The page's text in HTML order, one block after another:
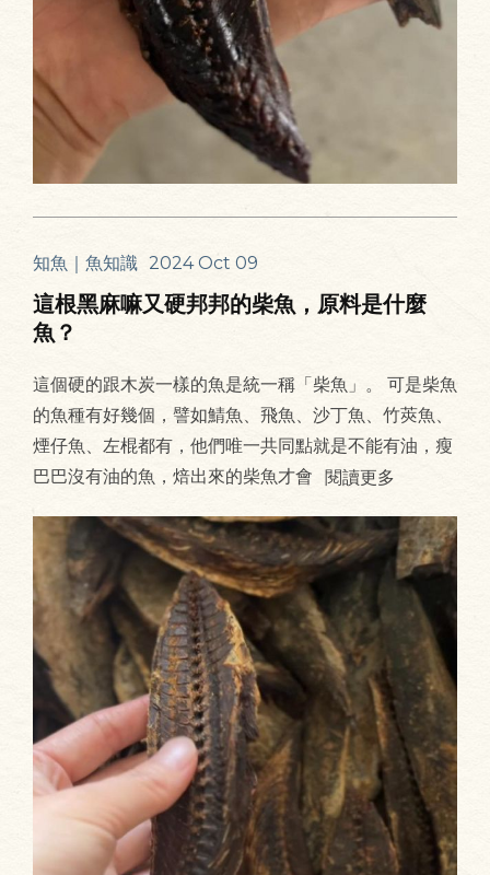
知魚｜魚知識 2024 Oct 09
這根黑麻嘛又硬邦邦的柴魚，原料是什麼
魚？
這個硬的跟木炭一樣的魚是統一稱「柴魚」。 可是柴魚
的魚種有好幾個，譬如鯖魚、飛魚、沙丁魚、竹莢魚、
煙仔魚、左棍都有，他們唯一共同點就是不能有油，瘦
巴巴沒有油的魚，焙出來的柴魚才會 閱讀更多